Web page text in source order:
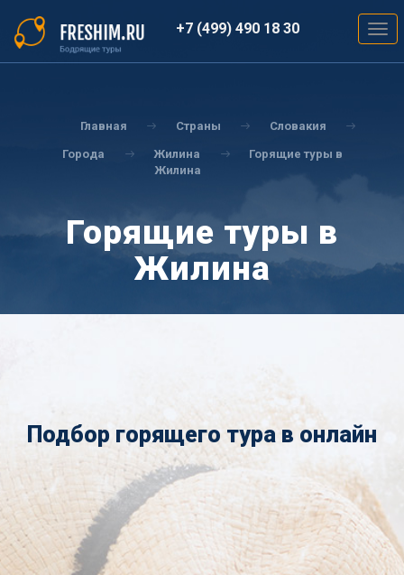
основному
содержанию
+7 (499) 490 18 30
Главная Страны Словакия
Города Жилина
Горящие туры в
Жилина
Горящие туры в
Жилина
Подбор горящего тура в онлайн